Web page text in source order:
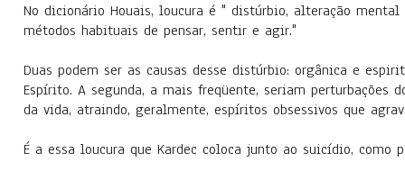
No dicionário Houais, loucura é " distúrbio, alteração
métodos habituais de pensar, sentir e agir."
Duas podem ser as causas desse distúrbio: orgânica e
Espírito. A segunda, a mais freqüente, seriam perturbações
da vida, atraindo, geralmente, espíritos obsessivos que
É a essa loucura que Kardec coloca junto ao suicídio,